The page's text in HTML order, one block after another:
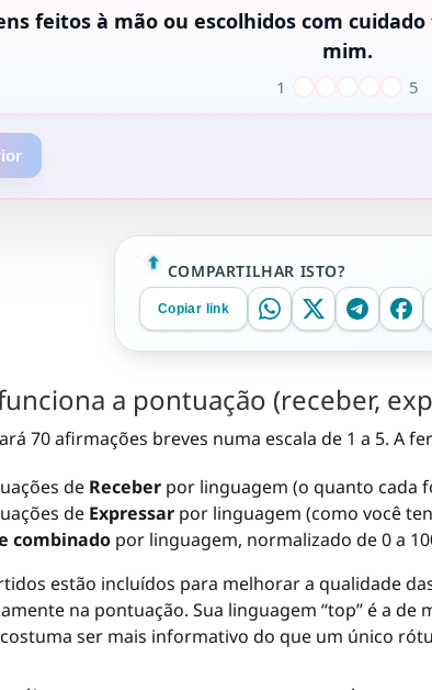
feitos à mão ou escolhidos com
mim.
1 5
COMPARTILHAR ISTO?
Copiar link
a pontuação (receber,
70 afirmações breves numa escala de 1 a 5. A
de Receber por linguagem (o quanto cada
de Expressar por linguagem (como você
combinado por linguagem, normalizado de 0 a
estão incluídos para melhorar a qualidade
na pontuação. Sua linguagem “top” é a
ser mais informativo do que um único